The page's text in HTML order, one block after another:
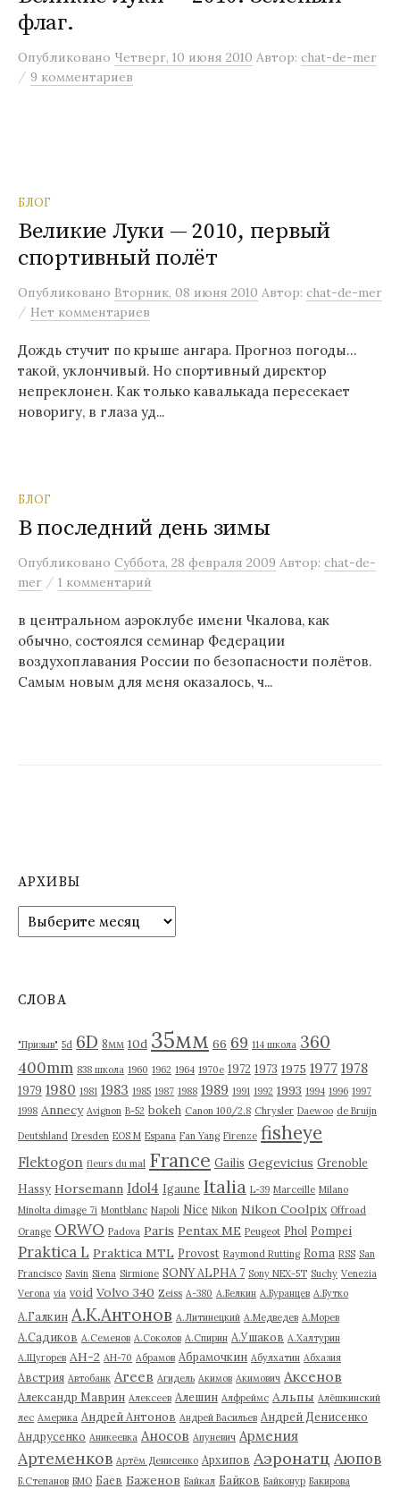
м
флаг.
Опубликовано Четверг, 10 июня 2010 Автор: chat-de-mer
/ 9 комментариев
БЛОГ
Великие Луки — 2010, первый
спортивный полёт
Опубликовано Вторник, 08 июня 2010 Автор: chat-de-mer
/ Нет комментариев
Дождь стучит по крыше ангара. Прогноз погоды…
такой, уклончивый. Но спортивный директор
непреклонен. Как только кавалькада пересекает
новоригу, в глаза уд...
БЛОГ
В последний день зимы
Опубликовано Суббота, 28 февраля 2009 Автор: chat-de-
mer / 1 комментарий
в центральном аэроклубе имени Чкалова, как
обычно, состоялся семинар Федерации
воздухоплавания России по безопасности полётов.
Самым новым для меня оказалось, ч...
АРХИВЫ
р
в
СЛОВА
"Призыв" 5d 6D 8мм 10d 35мм 66 69 114 школа 360
400mm 838 школа 1960 1962 1964 1970е 1972 1973 1975 1977 1978
1979 1980 1981 1983 1985 1987 1988 1989 1991 1992 1993 1994 1996 1997
1998 Annecy Avignon B-52 bokeh Canon 100/2.8 Chrysler Daewoo de Bruijn
Deutshland Dresden EOS M Espana Fan Yang Firenze fisheye
Flektogon fleurs du mal France Gailis Gegevicius Grenoble
Hassy Horsemann Idol4 Igaune Italia L-39 Marceille Milano
Minolta dimage 7i Montblanc Napoli Nice Nikon Nikon Coolpix Offroad
Orange ORWO Padova Paris Pentax ME Peugeot Phol Pompei
Praktica L Praktica MTL Provost Raymond Rutting Roma RSS San
Francisco Savin Siena Sirmione SONY ALPHA 7 Sony NEX-5T Suchy Venezia
Verona via void Volvo 340 Zeiss А-380 А.Белкин А.Буранцев А.Бутко
А.Галкин А.К.Антонов А.Литинецкий А.Медведев А.Морев
А.Садиков А.Семенов А.Соколов А.Спирин А.Ушаков А.Халтурин
А.Щугорев АН-2 АН-70 Абрамов Абрамочкин Абулхатин Абхазия
Австрия Автобанк Агеев Агидель Акимов Акимович Аксенов
Александр Маврин Алексеев Алешин Алфреймс Альпы Алёшкинский
лес Америка Андрей Антонов Андрей Васильев Андрей Денисенко
Андрусенко Аникеевка Аносов Апуневич Армения
Артеменков Артём Денисенко Архипов Аэронатц Аюпов
Б.Степанов БМО Баев Баженов Байкал Байков Байконур Бакирова